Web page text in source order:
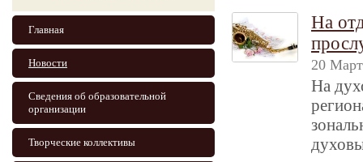
Главная
Новости
Сведения об образовательной
организации
Творческие коллективы
На
20
На